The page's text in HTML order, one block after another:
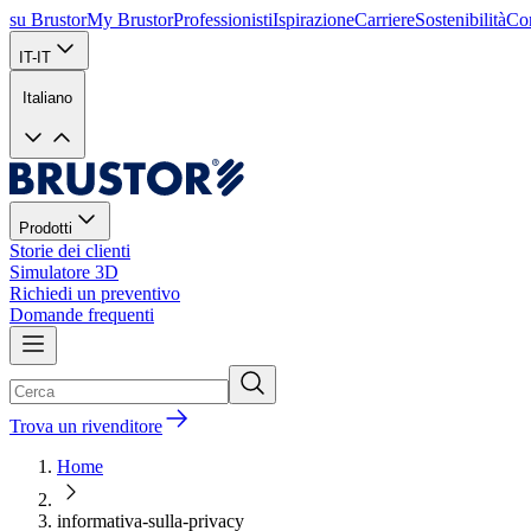
su BrustorMy BrustorProfessionistiIspirazioneCarriereSostenibilità
IT-IT
Italiano
Prodotti
Storie dei clienti
Simulatore 3D
Richiedi un preventivo
Domande frequenti
Trova un rivenditore
Home
informativa-sulla-privacy